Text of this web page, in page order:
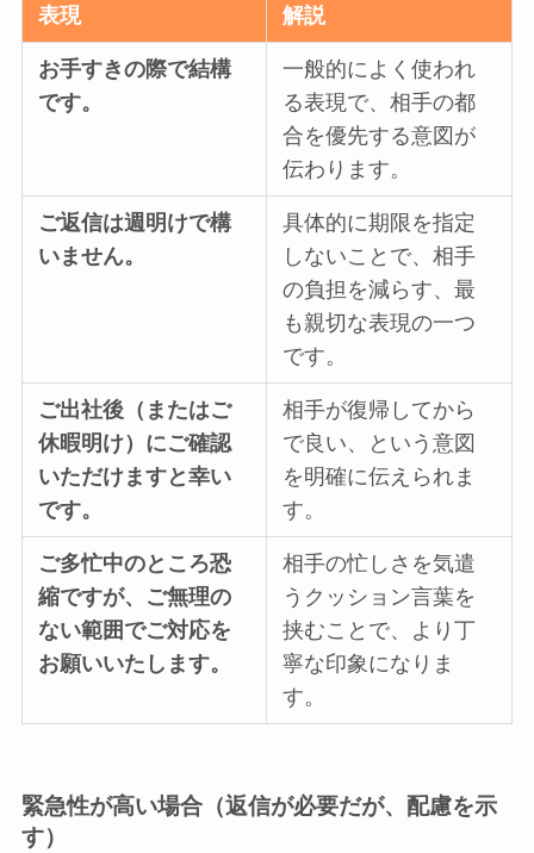
表現 解説
お手すきの際で結構
です。
一般的によく使われ
る表現で、相手の都
合を優先する意図が
伝わります。
ご返信は週明けで構
いません。
具体的に期限を指定
しないことで、相手
の負担を減らす、最
も親切な表現の一つ
です。
ご出社後（またはご
休暇明け）にご確認
いただけますと幸い
です。
相手が復帰してから
で良い、という意図
を明確に伝えられま
す。
ご多忙中のところ恐
縮ですが、ご無理の
ない範囲でご対応を
お願いいたします。
相手の忙しさを気遣
うクッション言葉を
挟むことで、より丁
寧な印象になりま
す。
緊急性が高い場合（返信が必要だが、配慮を示
す）